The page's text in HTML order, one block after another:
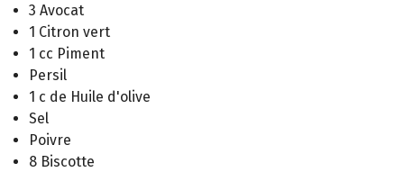
3 Avocat
1 Citron vert
1 cc Piment
Persil
1 c de Huile d'olive
Sel
Poivre
8 Biscotte